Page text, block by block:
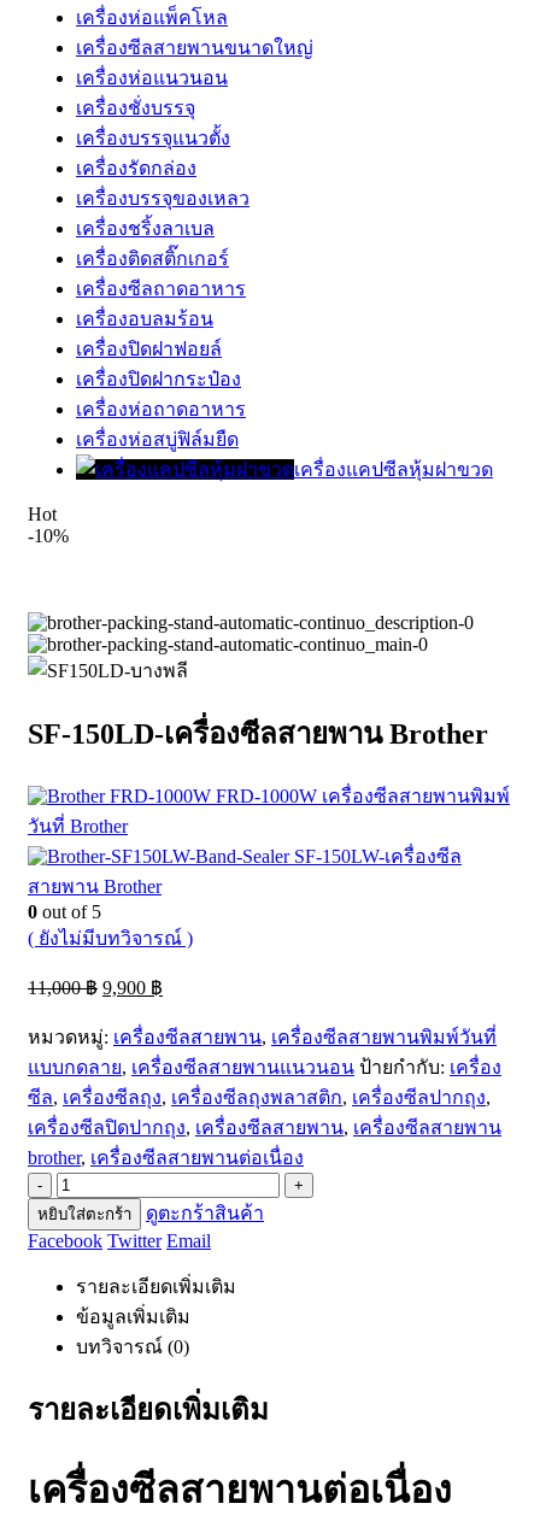
เครื่องห่อแพ็คโหล
เครื่องซีลสายพานขนาดใหญ่
เครื่องห่อแนวนอน
เครื่องชั่งบรรจุ
เครื่องบรรจุแนวตั้ง
เครื่องรัดกล่อง
เครื่องบรรจุของเหลว
เครื่องชริ้งลาเบล
เครื่องติดสติ๊กเกอร์
เครื่องซีลถาดอาหาร
เครื่องอบลมร้อน
เครื่องปิดฝาฟอยล์
เครื่องปิดฝากระป๋อง
เครื่องห่อถาดอาหาร
เครื่องห่อสบู่ฟิล์มยืด
เครื่องแคปซีลหุ้มฝาขวด
Hot
-10%
SF-150LD-เครื่องซีลสายพาน Brother
FRD-1000W เครื่องซีลสายพานพิมพ์
วันที่ Brother
SF-150LW-เครื่องซีล
สายพาน Brother
0 out of 5
( ยังไม่มีบทวิจารณ์ )
11,000฿ 9,900 ฿
หมวดหมู่: เครื่องซีลสายพาน, เครื่องซีลสายพานพิมพ์วันที่
แบบกดลาย, เครื่องซีลสายพานแนวนอน ป้ายกำกับ: เครื่อง
ซีล, เครื่องซีลถุง, เครื่องซีลถุงพลาสติก, เครื่องซีลปากถุง,
เครื่องซีลปิดปากถุง, เครื่องซีลสายพาน, เครื่องซีลสายพาน
brother, เครื่องซีลสายพานต่อเนื่อง
-
+
หยิบใส่ตะกร้า
ดูตะกร้าสินค้า
Facebook Twitter Email
รายละเอียดเพิ่มเติม
ข้อมูลเพิ่มเติม
บทวิจารณ์ (0)
รายละเอียดเพิ่มเติม
เครื่องซีลสายพานต่อเนื่อง